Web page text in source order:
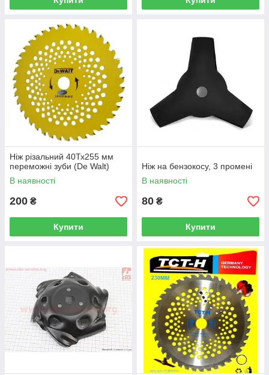
Ніж різальний 40Тх255 мм
переможні зуби (De Walt)
В наявності
200 ₴
Купити
Ніж на бензокосу, 3 промені
В наявності
80 ₴
Купити